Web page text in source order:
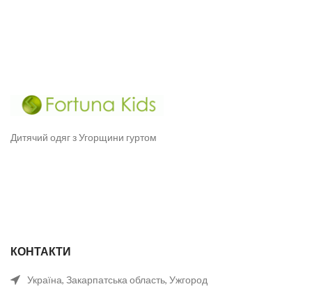
Дитячий одяг з Угорщини гуртом
КОНТАКТИ
Україна, Закарпатська область, Ужгород